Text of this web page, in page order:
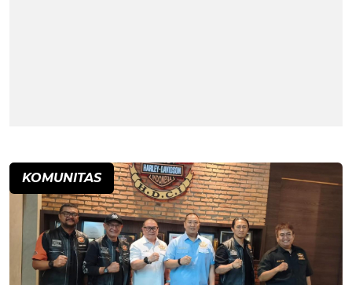
KOMUNITAS